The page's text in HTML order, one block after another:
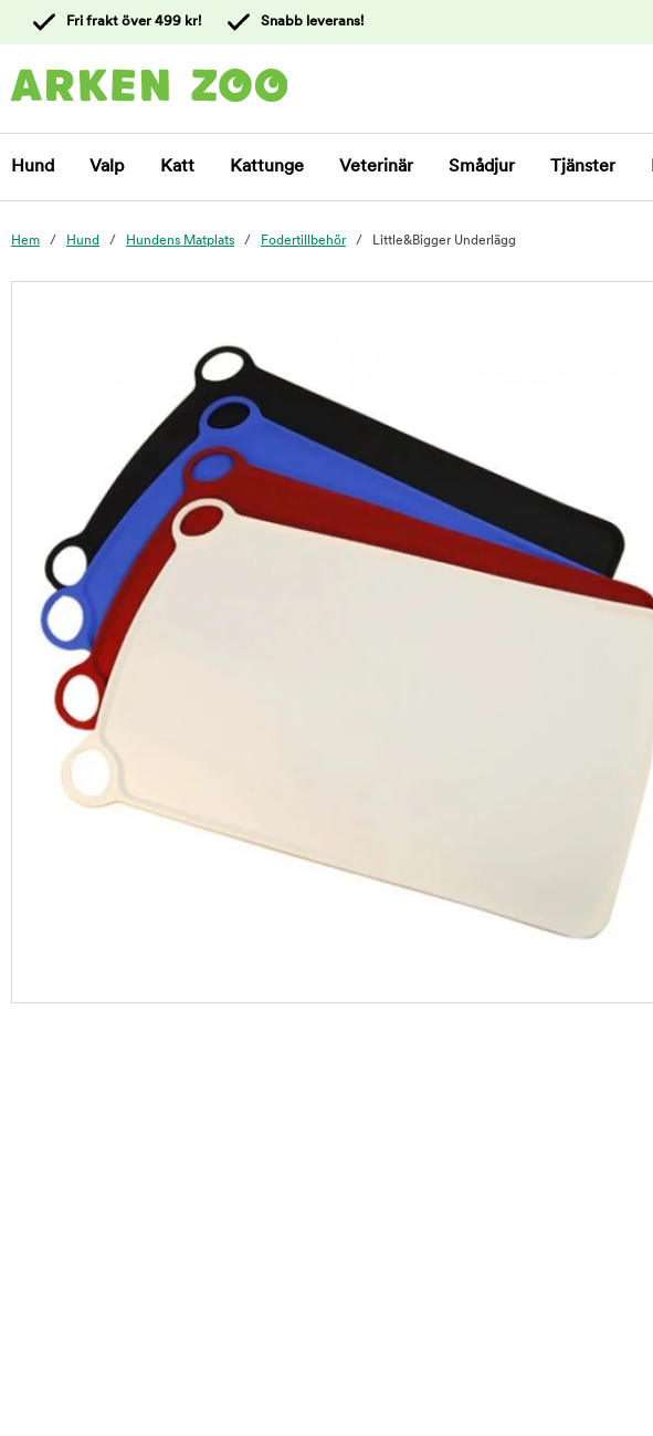
kundtjänst
Fri frakt över 499 kr! Snabb leverans!
Hund Valp Katt Kattunge Veterinär Smådjur Tjänster
Hem Hund Hundens Matplats Fodertillbehör Little&Bigger Underlägg